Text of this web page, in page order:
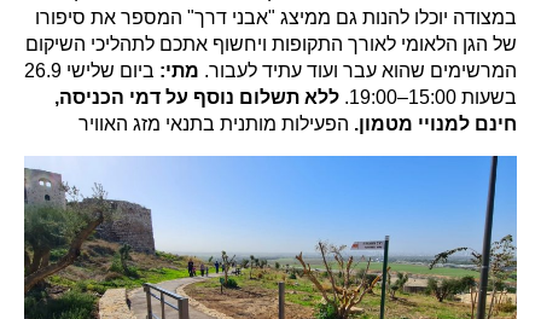
במצודה יוכלו להנות גם ממיצג "אבני דרך" המספר את סיפורו
של הגן הלאומי לאורך התקופות ויחשוף אתכם לתהליכי השיקום
המרשימים שהוא עבר ועוד עתיד לעבור. מתי:
ביום שלישי 26.9
בשעות 15:00–19:00.
ללא תשלום נוסף על דמי הכניסה,
חינם למנויי מטמון. הפעילות מותנית בתנאי מזג האוויר